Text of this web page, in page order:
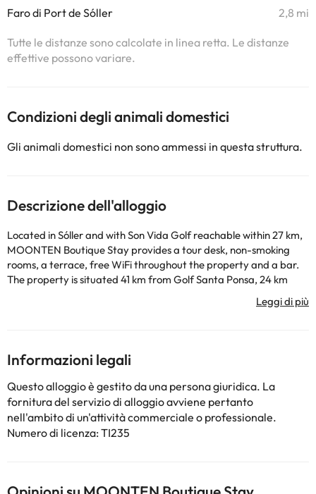
Faro di Port de Sóller 2,8 mi
Tutte le distanze sono calcolate in linea retta. Le distanze
effettive possono variare.
Condizioni degli animali domestici
Gli animali domestici non sono ammessi in questa struttura.
Descrizione dell'alloggio
Located in Sóller and with Son Vida Golf reachable within 27 km,
MOONTEN Boutique Stay provides a tour desk, non-smoking
rooms, a terrace, free WiFi throughout the property and a bar.
The property is situated 41 km from Golf Santa Ponsa, 24 km
from Palma Intermodal Station and 25 km from Passeig del Born
private bathroom with a bidet, free toiletries and a hairdryer. All
units will provide guests with a minibar. Breakfast is available,
and includes continental, vegetarian and vegan options. The
area is popular for hiking, and bike hire is available at MOONTEN
Boutique Stay. Pueblo Español Mallorca is 26 km from the
accommodation, while Plaza Mayor is 26 km from the property.
Palma de Mallorca Airport is 35 km away, and the property
nubilato/celibato o simili.
Informazioni legali
Questo alloggio è gestito da una persona giuridica. La
fornitura del servizio di alloggio avviene pertanto
nell'ambito di un'attività commerciale o professionale.
Numero di licenza: TI235